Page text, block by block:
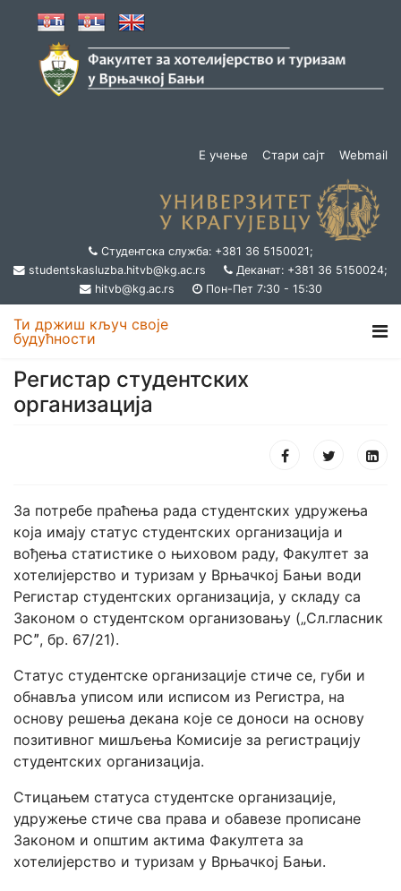
Е учење Стари сајт Webmail
Студентска служба: +381 36 5150021;
studentskasluzba.hitvb@kg.ac.rs
Деканат: +381 36 5150024;
hitvb@kg.ac.rs
Пон-Пет 7:30 - 15:30
Ти држиш кључ своје
будућности
Регистар студентских
организација
За потребе праћења рада студентских удружења
која имају статус студентских организација и
вођења статистике о њиховом раду, Факултет за
хотелијерство и туризам у Врњачкој Бањи води
Регистар студентских организација, у складу са
Законом о студентском организовању („Сл.гласник
РСˮ, бр. 67/21).
Статус студентске организације стиче се, губи и
обнавља уписом или исписом из Регистра, на
основу решења декана које се доноси на основу
позитивног мишљења Комисије за регистрацију
студентских организација.
Стицањем статуса студентске организације,
удружење стиче сва права и обавезе прописане
Законом и општим актима Факултета за
хотелијерство и туризам у Врњачкој Бањи.